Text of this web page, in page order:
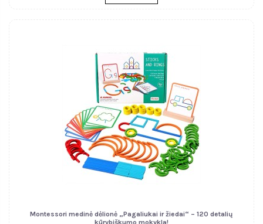
Montessori medinė dėlionė „Pagaliukai ir žiedai“ – 120 detalių
kūrybiškumo mokykla!